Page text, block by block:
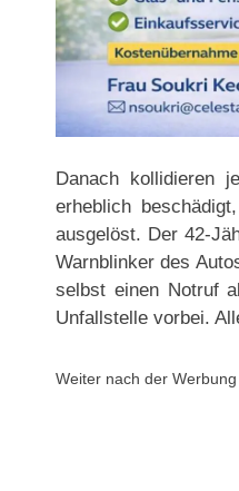
Danach kollidieren
erheblich
ausgelöst. Der 42-
Warnblinker des
selbst einen Notruf
Unfallstelle vorbei.
Weiter nach der Werbung